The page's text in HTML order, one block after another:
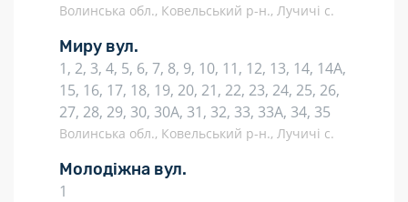
Волинська обл., Ковельський р-н., Лучичі с.
Миру вул.
1, 2, 3, 4, 5, 6, 7, 8, 9, 10, 11, 12, 13, 14, 14А,
15, 16, 17, 18, 19, 20, 21, 22, 23, 24, 25, 26,
27, 28, 29, 30, 30А, 31, 32, 33, 33А, 34, 35
Волинська обл., Ковельський р-н., Лучичі с.
Молодіжна вул.
1